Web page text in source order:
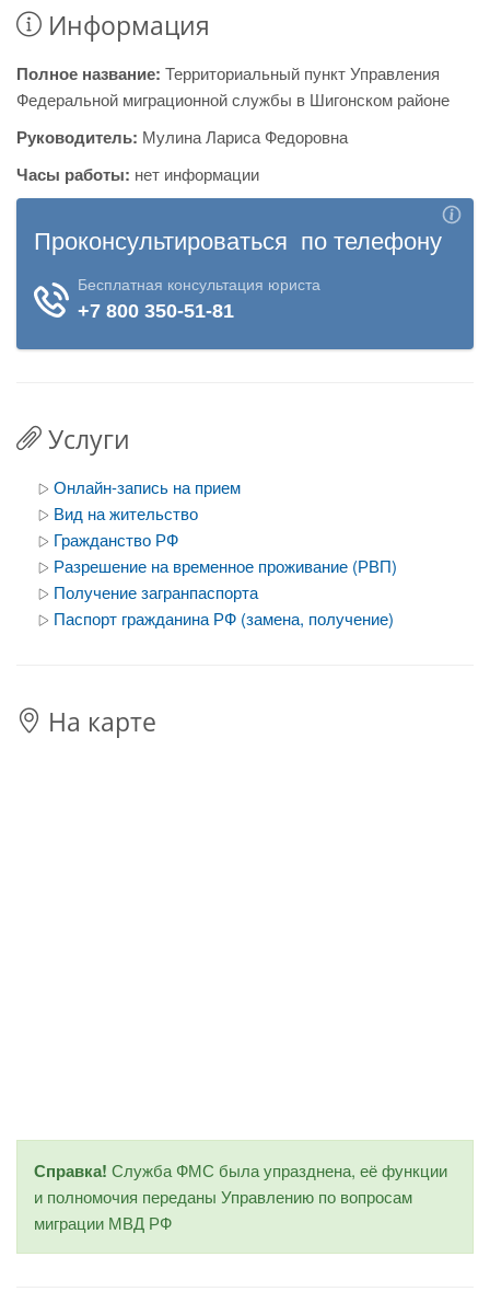
Информация
Полное название: Территориальный пункт Управления
Федеральной миграционной службы в Шигонском районе
Руководитель: Мулина Лариса Федоровна
Часы работы: нет информации
Услуги
Онлайн-запись на прием
Вид на жительство
Гражданство РФ
Разрешение на временное проживание (РВП)
Получение загранпаспорта
Паспорт гражданина РФ (замена, получение)
На карте
Справка! Служба ФМС была упразднена, её функции
и полномочия переданы Управлению по вопросам
миграции МВД РФ